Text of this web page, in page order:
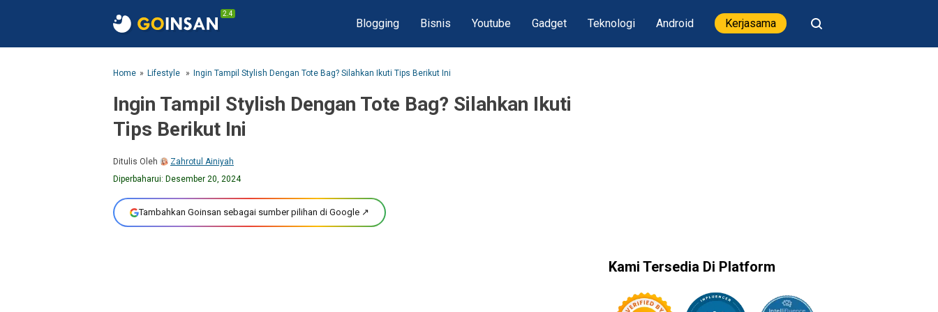
2.4
Blogging Bisnis Youtube Gadget Teknologi Android Kerjasama
Home Lifestyle Ingin Tampil Stylish Dengan Tote Bag? Silahkan Ikuti Tips Berikut Ini
Ingin Tampil Stylish Dengan Tote Bag? Silahkan Ikuti
Tips Berikut Ini
Ditulis Oleh
Zahrotul Ainiyah
Diperbaharui: Desember 20, 2024
Tambahkan Goinsan sebagai sumber pilihan di Google ↗
Kami Tersedia Di Platform